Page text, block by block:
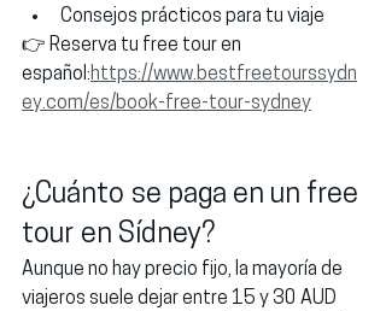
Consejos prácticos para tu viaje
👉 Reserva tu free tour en
español:https://www.bestfreetourssydn
ey.com/es/book-free-tour-sydney
¿Cuánto se paga en un free
tour en Sídney?
Aunque no hay precio fijo, la mayoría de
viajeros suele dejar entre 15 y 30 AUD